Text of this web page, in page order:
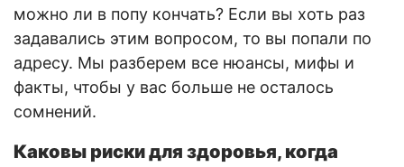
можно ли в попу кончать? Если вы хоть раз
задавались этим вопросом, то вы попали по
адресу. Мы разберем все нюансы, мифы и
факты, чтобы у вас больше не осталось
сомнений.
Каковы риски для здоровья, когда